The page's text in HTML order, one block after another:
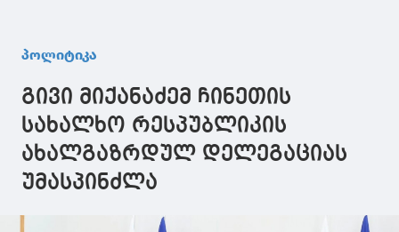
არამედ სისხლის
მიმართულებით
პოლიტიკა
გივი მიქანაძემ ჩინეთის
სახალხო რესპუბლიკის
ახალგაზრდულ დელეგაციას
უმასპინძლა